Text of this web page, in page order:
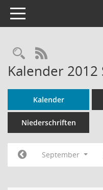
Toggle navigation
RSS-Feed
Kalender
Kalender
Niederschriften
September